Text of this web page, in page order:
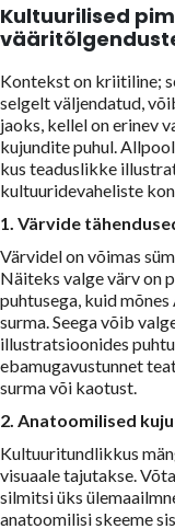
Kultuurilised
Kontekst on kriitiline;
selgelt väljendatud,
jaoks, kellel on erinev
kujundite puhul.
kus teaduslikke
kultuuridevaheliste
1. Värvide
Värvidel on võimas
Näiteks valge värv on
puhtusega, kuid
surma. Seega võib
illustratsioonides
ebamugavustunnet
surma või kaotust.
2. Anatoomilised
Kultuuritundlikkus
visuaale tajutakse.
silmitsi üks
anatoomilisi skeeme